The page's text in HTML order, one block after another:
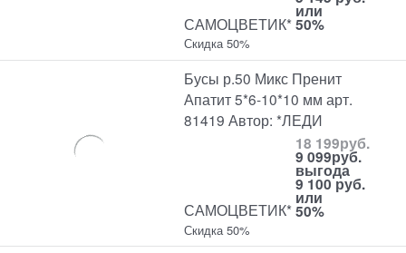
САМОЦВЕТИК*
или
50%
Скидка 50%
Бусы р.50 Микс Пренит
Апатит 5*6-10*10 мм арт.
81419 Автор: *ЛЕДИ
САМОЦВЕТИК*
18 199руб.
9 099руб.
выгода
9 100 руб.
или
50%
Скидка 50%